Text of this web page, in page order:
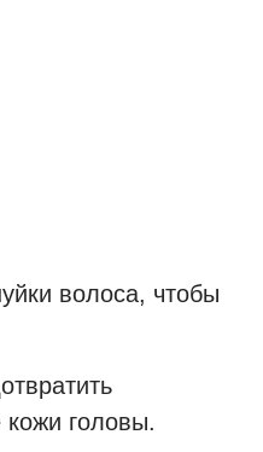
волоса, чтобы
кожи головы.